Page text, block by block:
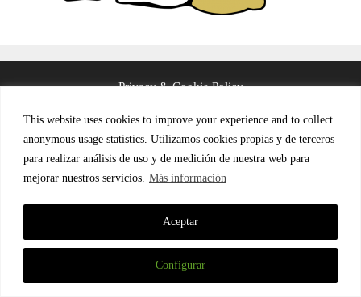
This website uses cookies to improve your experience and to collect
anonymous usage statistics. Utilizamos cookies propias y de terceros
para realizar análisis de uso y de medición de nuestra web para
mejorar nuestros servicios. Más información
Configurar
Aceptar
Privacy & Cookie Policy
Terms and Conditions (in Spanish)